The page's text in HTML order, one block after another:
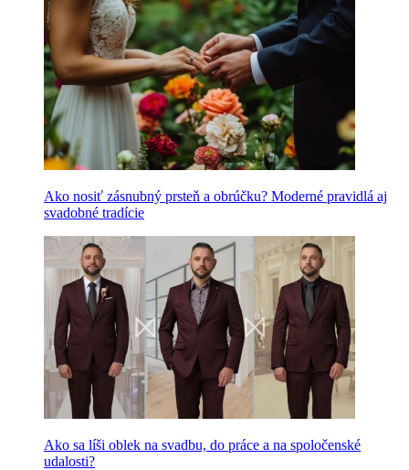
Ako nosiť zásnubný prsteň a obrúčku? Moderné pravidlá aj
svadobné tradície
Ako sa líši oblek na svadbu, do práce a na spoločenské
udalosti?